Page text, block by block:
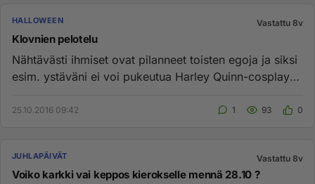
HALLOWEEN Vastattu 8v
Klovnien pelotelu
Nähtävästi ihmiset ovat pilanneet toisten egoja ja siksi
esim. ystäväni ei voi pukeutua Harley Quinn-cosplayn
25.10.2016 09:42 1 93 0
JUHLAPÄIVÄT Vastattu 8v
Voiko karkki vai keppos kierokselle mennä 28.10 ?